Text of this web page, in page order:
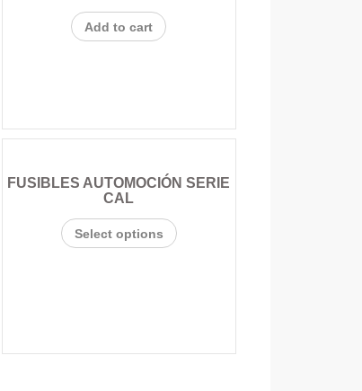
Add to cart
FUSIBLES AUTOMOCIÓN SERIE
CAL
Select options